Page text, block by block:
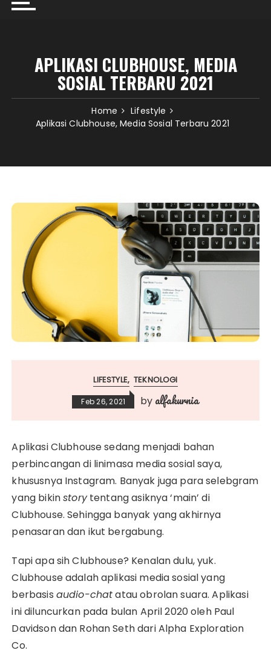
APLIKASI CLUBHOUSE, MEDIA
SOSIAL TERBARU 2021
Home
Lifestyle
Aplikasi Clubhouse, Media Sosial Terbaru 2021
LIFESTYLE TEKNOLOGI
Feb 26, 2021 by alfakurnia
Aplikasi Clubhouse sedang menjadi bahan
perbincangan di linimasa media sosial saya,
khususnya Instagram. Banyak juga para selebgram
yang bikinstorytentang asiknya ‘main’ di
Clubhouse. Sehingga banyak yang akhirnya
penasaran dan ikut bergabung.
Tapi apa sih Clubhouse? Kenalan dulu, yuk.
Clubhouse adalah aplikasi media sosial yang
berbasis audio-chatatau obrolan suara. Aplikasi
ini diluncurkan pada bulan April 2020 oleh Paul
Davidson dan Rohan Seth dari Alpha Exploration
Co.